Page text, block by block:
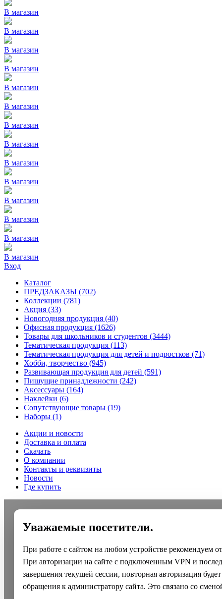
В магазин
В магазин
В магазин
В магазин
В магазин
В магазин
В магазин
В магазин
В магазин
В магазин
В магазин
В магазин
В магазин
В магазин
Вход
Каталог
ПРЕДЗАКАЗЫ (702)
Коллекции (781)
Акция (33)
Новогодняя продукция (40)
Офисная продукция (1626)
Товары для школьников и студентов (3444)
Тематическая продукция (113)
Тематическая продукция для детей и подростков (71)
Хобби, творчество (945)
Развивающая продукция для детей (591)
Пишущие принадлежности (242)
Аксессуары (164)
Наклейки (6)
Сопутствующие товары (19)
Наборы (1)
Акции и новости
Доставка и оплата
Скачать
О компании
Контакты и реквизиты
Новости
Где купить
Уважаемые посетители.
При работе с сайтом на любом устройстве рекомендуем
При авторизации на сайте с подключенным VPN и
завершения текущей сессии, повторная авторизация
обращения к администратору сайта. Это связано со